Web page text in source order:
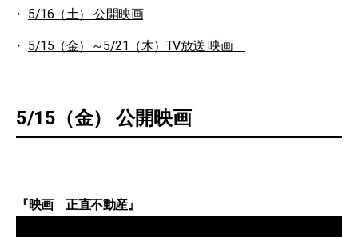
5/16（土） 公開映画
5/15（金）～5/21（木）TV放送 映画
5/15（金） 公開映画
『映画 正直不動産』